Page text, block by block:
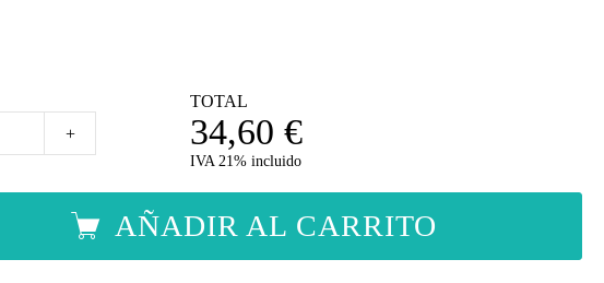
+
TOTAL
34,60 €
IVA 21% incluido
AÑADIR AL CARRITO